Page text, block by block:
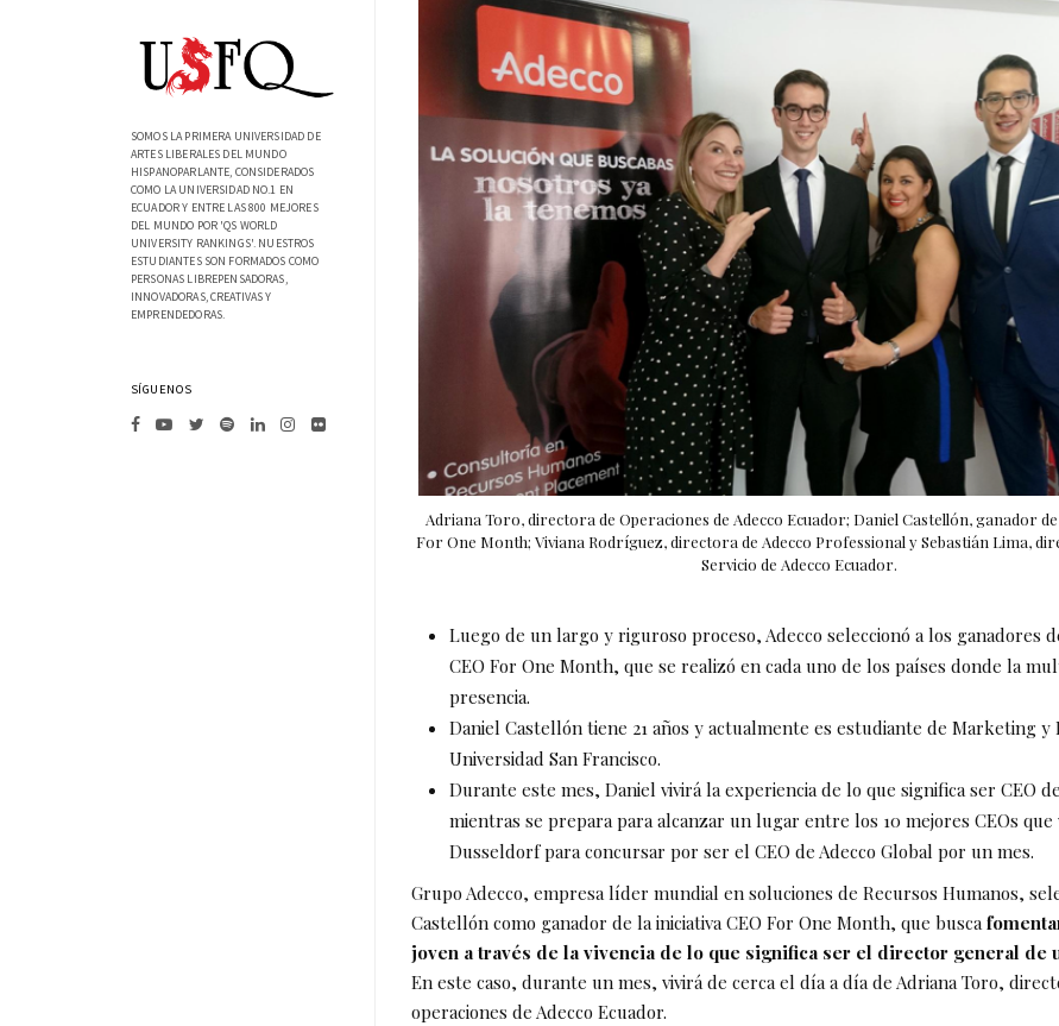
Adriana Toro, directora de Operaciones de Adecco Ecuador; Daniel Castellón, ganador de
For One Month; Viviana Rodríguez, directora de Adecco Professional y Sebastián Lima,
Servicio de Adecco Ecuador.
Luego de un largo y riguroso proceso, Adecco seleccionó a los ganadores
CEO For One Month, que se realizó en cada uno de los países donde la
presencia.
Daniel Castellón tiene 21 años y actualmente es estudiante de Marketing y
Universidad San Francisco.
Durante este mes, Daniel vivirá la experiencia de lo que significa ser CEO
mientras se prepara para alcanzar un lugar entre los 10 mejores CEOs que
Dusseldorf para concursar por ser el CEO de Adecco Global por un mes.
Grupo Adecco, empresa líder mundial en soluciones de Recursos Humanos,
Castellón como ganador de la iniciativa CEO For One Month, que busca
joven a través de la vivencia de lo que significa ser el director general de
En este caso, durante un mes, vivirá de cerca el día a día de Adriana Toro,
operaciones de Adecco Ecuador.
SOMOS LA PRIMERA UNIVERSIDAD DE
ARTES LIBERALES DEL MUNDO
HISPANOPARLANTE, CONSIDERADOS
COMO LA UNIVERSIDAD NO.1 EN
ECUADOR Y ENTRE LAS 800 MEJORES
DEL MUNDO POR 'QS WORLD
UNIVERSITY RANKINGS'. NUESTROS
ESTUDIANTES SON FORMADOS COMO
PERSONAS LIBREPENSADORAS,
INNOVADORAS, CREATIVAS Y
EMPRENDEDORAS.
SÍGUENOS